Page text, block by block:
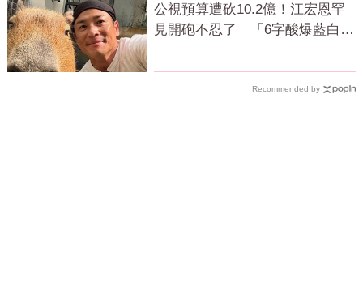
公視預算遭砍10.2億！江宏恩罕
見開砲不忍了 「6字酸爆藍白」
Recommended by